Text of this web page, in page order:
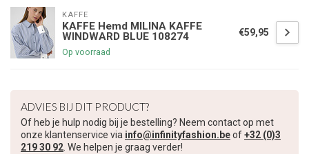
KAFFE
KAFFE Hemd MILINA KAFFE
WINDWARD BLUE 108274
Op voorraad
€59,95
ADVIES BIJ DIT PRODUCT?
Of heb je hulp nodig bij je bestelling? Neem contact op met
onze klantenservice via info@infinityfashion.beof+32 (0)3
219 30 92. We helpen je graag verder!